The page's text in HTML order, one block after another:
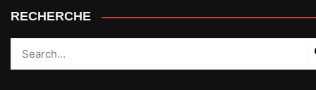
RECHERCHE